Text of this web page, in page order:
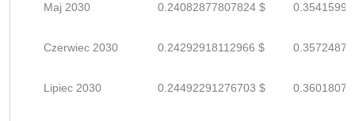
Maj 2030 0.24082877807824 $
Czerwiec 2030 0.24292918112966 $
Lipiec 2030 0.24492291276703 $